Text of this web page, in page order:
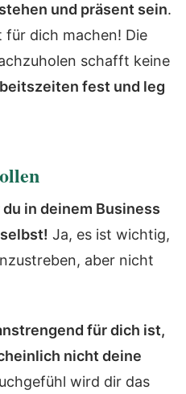
und präsent sein.
für dich machen! Die
schafft keine
fest und leg
in deinem Business
Ja, es ist wichtig,
aber nicht
für dich ist,
nicht deine
wird dir das